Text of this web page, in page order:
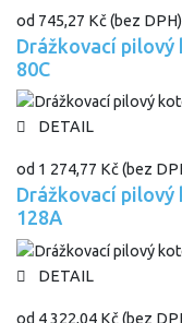
od 745,27 Kč (bez DPH)
Drážkovací pilový
80C
DETAIL
od 1 274,77 Kč(bez
Drážkovací pilový
128A
DETAIL
od 4 322,04 Kč (bez